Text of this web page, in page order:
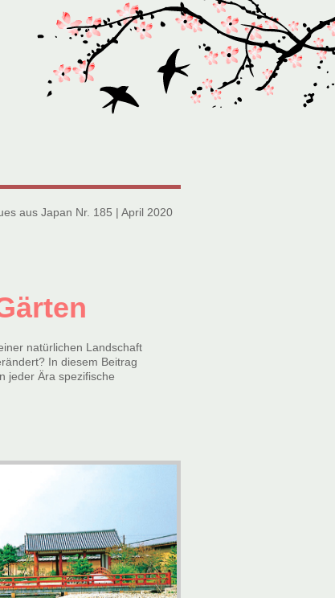
aus Japan Nr. 185 | April 2020
natürlichen Landschaft
In diesem Beitrag
jeder Ära spezifische